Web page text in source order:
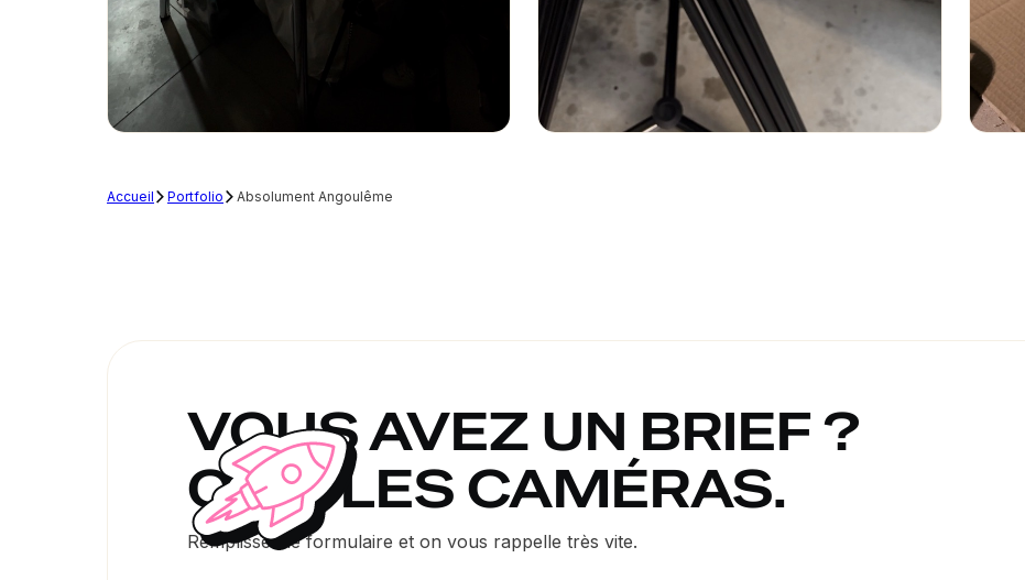
Accueil Portfolio Absolument Angoulême
VOUS AVEZ UN BRIEF ?
ON A LES CAMÉRAS.
Remplissez le formulaire et on vous rappelle très vite.